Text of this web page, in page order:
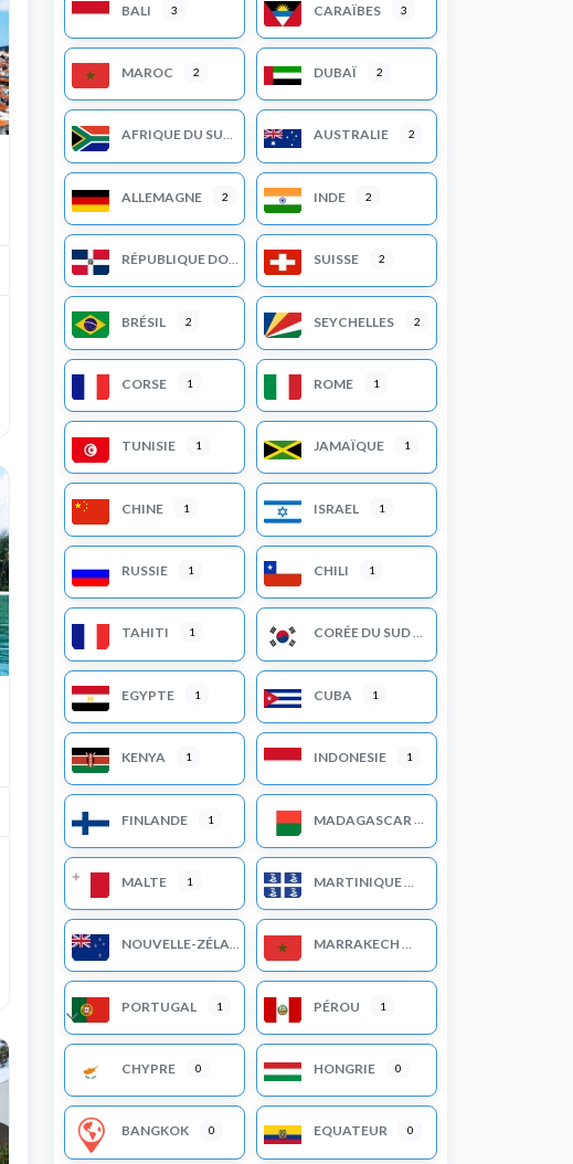
BALI 3 CARAÏBES 3
MAROC 2 DUBAÏ 2
AFRIQUE DU SUD AUSTRALIE 2
ALLEMAGNE 2 INDE 2
RÉPUBLIQUE DOMINICAINE SUISSE 2
BRÉSIL 2 SEYCHELLES 2
CORSE 1 ROME 1
TUNISIE 1 JAMAÏQUE 1
CHINE 1 ISRAEL 1
RUSSIE 1 CHILI 1
TAHITI 1 CORÉE DU SUD
EGYPTE 1 CUBA 1
KENYA 1 INDONESIE 1
FINLANDE 1 MADAGASCAR
MALTE 1 MARTINIQUE
NOUVELLE-ZÉLANDE MARRAKECH
PORTUGAL 1
Expand sub-categories
PÉROU 1
CHYPRE 0 HONGRIE 0
BANGKOK 0 EQUATEUR 0